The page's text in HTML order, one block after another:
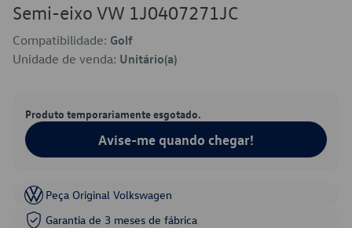
Semi-eixo VW 1J0407271JC
Compatibilidade: Golf
Unidade de venda: Unitário(a)
Produto temporariamente esgotado.
Avise-me quando chegar!
Peça Original Volkswagen
Garantia de 3 meses de fábrica